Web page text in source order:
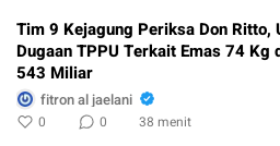
Tim 9 Kejagung Periksa Don Ritto,
Dugaan TPPU Terkait Emas 74 Kg
543 Miliar
fitron al jaelani
0 0 38 menit